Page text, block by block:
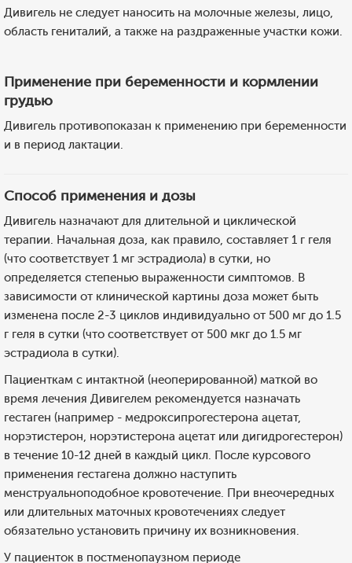
Дивигель не следует наносить на молочные железы, лицо,
область гениталий, а также на раздраженные участки кожи.
Применение при беременности и кормлении
грудью
Дивигель противопоказан к применению при беременности
и в период лактации.
Способ применения и дозы
Дивигель назначают для длительной и циклической
терапии. Начальная доза, как правило, составляет 1 г геля
(что соответствует 1 мг эстрадиола) в сутки, но
определяется степенью выраженности симптомов. В
зависимости от клинической картины доза может быть
изменена после 2-3 циклов индивидуально от 500 мг до 1.5
г геля в сутки (что соответствует от 500 мкг до 1.5 мг
эстрадиола в сутки).
Пациенткам с интактной (неоперированной) маткой во
время лечения Дивигелем рекомендуется назначать
гестаген (например - медроксипрогестерона ацетат,
норэтистерон, норэтистерона ацетат или дигидрогестерон)
в течение 10-12 дней в каждый цикл. После курсового
применения гестагена должно наступить
менструальноподобное кровотечение. При внеочередных
или длительных маточных кровотечениях следует
обязательно установить причину их возникновения.
У пациенток в постменопаузном периоде